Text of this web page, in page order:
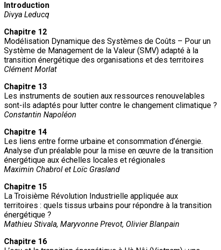
Introduction
Divya Leducq
Chapitre 12
Modélisation Dynamique des Systèmes de Coûts – Pour un
Système de Management de la Valeur (SMV) adapté à la
transition énergétique des organisations et des territoires
Clément Morlat
Chapitre 13
Les instruments de soutien aux ressources renouvelables
sont-ils adaptés pour lutter contre le changement climatique ?
Constantin Napoléon
Chapitre 14
Les liens entre forme urbaine et consommation d’énergie.
Analyse d’un préalable pour la mise en œuvre de la transition
énergétique aux échelles locales et régionales
Maximin Chabrol et Loïc Grasland
Chapitre 15
La Troisième Révolution Industrielle appliquée aux
territoires : quels tissus urbains pour répondre à la transition
énergétique ?
Mathieu Stivala, Maryvonne Prevot, Olivier Blanpain
Chapitre 16